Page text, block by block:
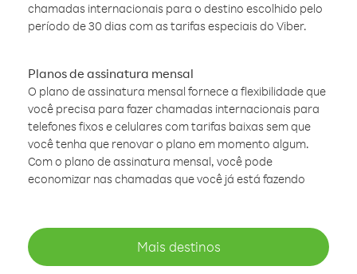
chamadas internacionais para o destino escolhido pelo
período de 30 dias com as tarifas especiais do Viber.
Planos de assinatura mensal
O plano de assinatura mensal fornece a flexibilidade que
você precisa para fazer chamadas internacionais para
telefones fixos e celulares com tarifas baixas sem que
você tenha que renovar o plano em momento algum.
Com o plano de assinatura mensal, você pode
economizar nas chamadas que você já está fazendo
Mais destinos